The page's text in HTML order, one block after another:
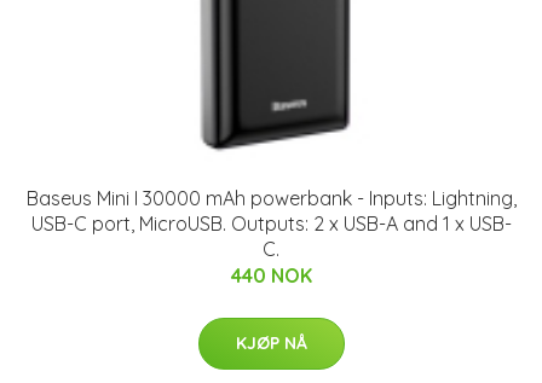
Baseus Mini I 30000 mAh powerbank - Inputs: Lightning,
USB-C port, MicroUSB. Outputs: 2 x USB-A and 1 x USB-
C.
440 NOK
KJØP NÅ